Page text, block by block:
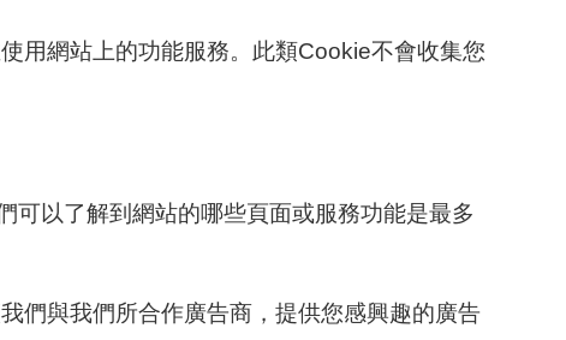
用網站上的功能服務。此類Cookie不會收集您
可以了解到網站的哪些頁面或服務功能是最多
們與我們所合作廣告商，提供您感興趣的廣告